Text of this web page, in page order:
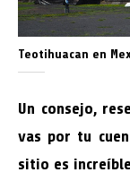
Teotihuacan en
Un consejo,
vas por tu
sitio es